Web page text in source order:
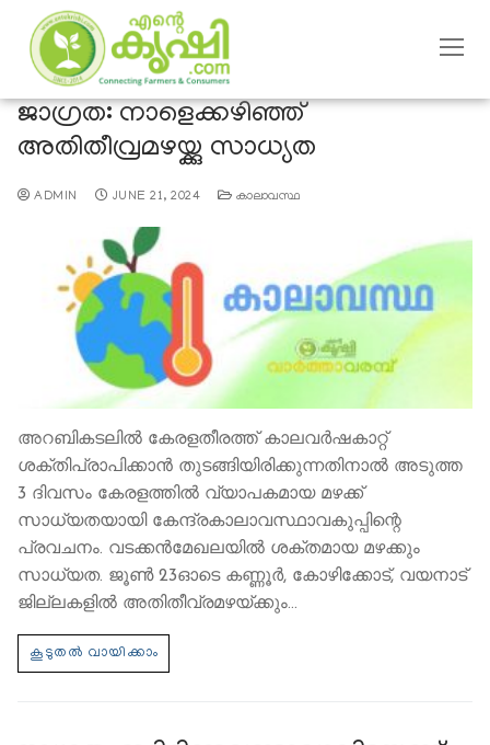
ജാഗ്രത: നാളെക്കഴിഞ്ഞ്
അതിതീവ്രമഴയ്ക്കു സാധ്യത
ADMIN JUNE 21, 2024 കാലാവസ്ഥ
അറബികടലിൽ കേരളതീരത്ത് കാലവർഷകാറ്റ്
ശക്തിപ്രാപിക്കാൻ തുടങ്ങിയിരിക്കുന്നതിനാല്‍ അടുത്ത
3 ദിവസം കേരളത്തിൽ വ്യാപകമായ മഴക്ക്
സാധ്യതയായി കേന്ദ്രകാലാവസ്ഥാവകുപ്പിന്റെ
പ്രവചനം. വടക്കന്‍മേഖലയില്‍ ശക്തമായ മഴക്കും
സാധ്യത. ജൂണ്‍ 23ഓടെ കണ്ണൂര്‍, കോഴിക്കോട്, വയനാട്
ജില്ലകളില്‍ അതിതീവ്രമഴയ്ക്കും…